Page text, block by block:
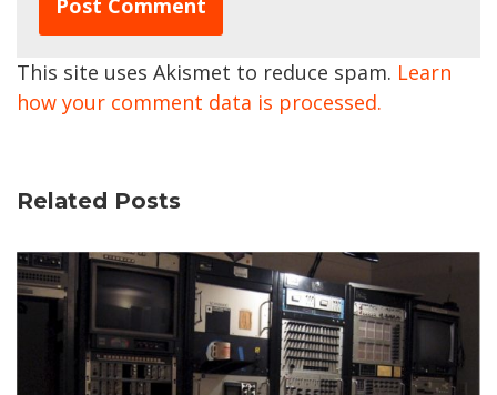
This site uses Akismet to reduce spam. Learn
how your comment data is processed.
Related Posts